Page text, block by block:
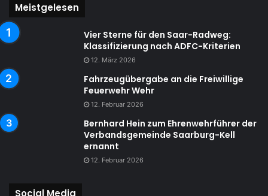
Meistgelesen
Vier Sterne für den Saar-Radweg:
Klassifizierung nach ADFC-Kriterien
12. März 2026
Fahrzeugübergabe an die Freiwillige
Feuerwehr Wehr
12. Februar 2026
Bernhard Hein zum Ehrenwehrführer der
Verbandsgemeinde Saarburg-Kell
ernannt
12. Februar 2026
Social Media